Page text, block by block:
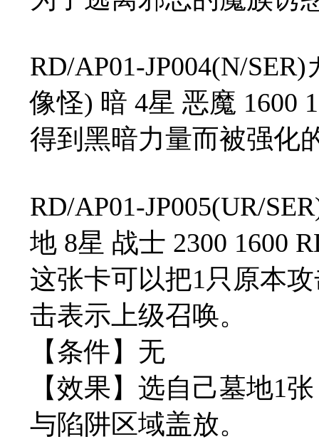
RD/AP01-JP004(N/
像怪) 暗 4星 恶魔 1600
得到黑暗力量而被强化
RD/AP01-JP005(UR/
地 8星 战士 2300 1600
这张卡可以把1只原本
击表示上级召唤。
【条件】无
【效果】选自己墓地1
与陷阱区域盖放。